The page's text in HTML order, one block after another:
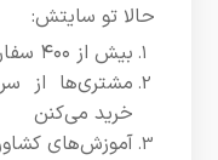
حالا تو سایتش:
بیش از ۴۰۰ سفارش در ماه ثبت می‌شه
مشتری‌ها از
خرید می‌کنن
آموزش‌های